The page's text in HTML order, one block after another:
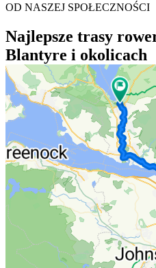
OD NASZEJ SPOŁECZNOŚCI
Najlepsze trasy
Blantyre i okolicach